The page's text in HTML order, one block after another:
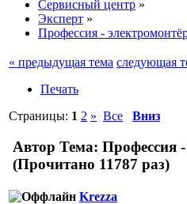
Сервисный центр »
Эксперт »
Профессия -
« предыдущая тема следующая
Печать
Страницы: 1 2 » Все Вниз
Автор Тема: Профессия
(Прочитано 11787 раз)
Krezza